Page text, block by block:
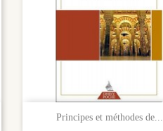
Principes et méthodes de...
Aperçu rapide